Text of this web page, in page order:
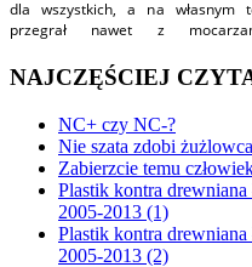
NAJCZĘŚCIEJ
NC+ czy NC-?
Nie szata zdobi
Zabierzcie temu
Plastik kontra
2005-2013 (1)
Plastik kontra
2005-2013 (2)